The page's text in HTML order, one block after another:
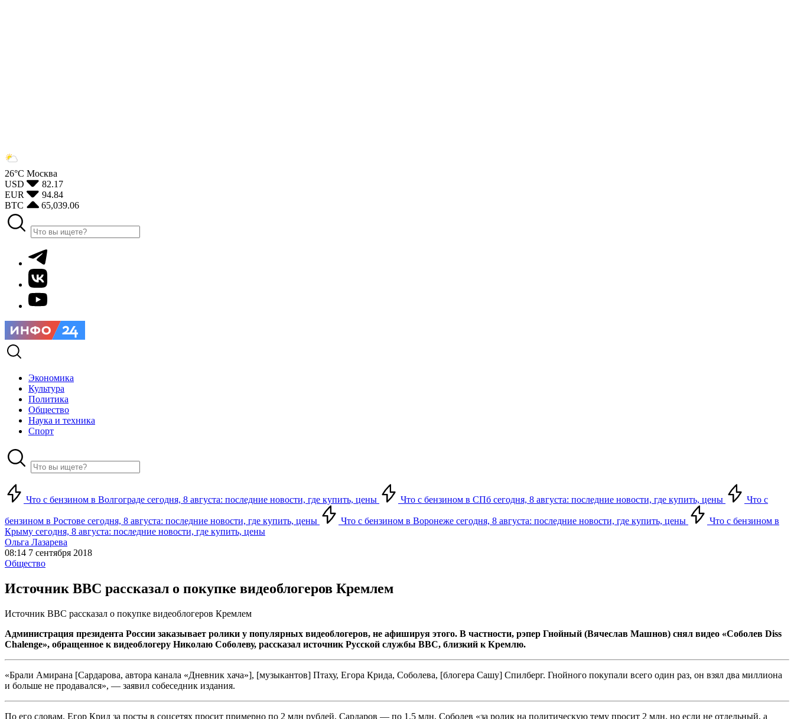
26°С Москва
USD
82.17
EUR
94.84
BTC
65,039.06
Экономика
Культура
Политика
Общество
Наука и техника
Спорт
Что с бензином в Волгограде сегодня, 8 августа: последние новости, где купить, цены Что с бензином в СПб сегодня, 8 августа: последние новости, где купить, цены Что с
бензином в Ростове сегодня, 8 августа: последние новости, где купить, цены Что с бензином в Воронеже сегодня, 8 августа: последние новости, где купить, цены
Что с бензином в
Крыму сегодня, 8 августа: последние новости, где купить, цены
Ольга Лазарева
08:14 7 сентября 2018
Общество
Источник BBC рассказал о покупке видеоблогеров Кремлем
Источник BBC рассказал о покупке видеоблогеров Кремлем
Администрация президента России заказывает ролики у популярных видеоблогеров, не афишируя этого. В частности, рэпер Гнойный (Вячеслав Машнов) снял видео «Соболев Diss
Chalenge», обращенное к видеоблогеру Николаю Соболеву, рассказал источник Русской службы BBC, близкий к Кремлю.
«Брали Амирана [Сардарова, автора канала «Дневник хача»], [музыкантов] Птаху, Егора Крида, Соболева, [блогера Сашу] Спилберг. Гнойного покупали всего один раз, он взял два миллиона
и больше не продавался», — заявил собеседник издания.
По его словам, Егор Крид за посты в соцсетях просит примерно по 2 млн рублей, Сардаров — по 1,5 млн, Соболев «за ролик на политическую тему просит 2 млн, но если не отдельный, а